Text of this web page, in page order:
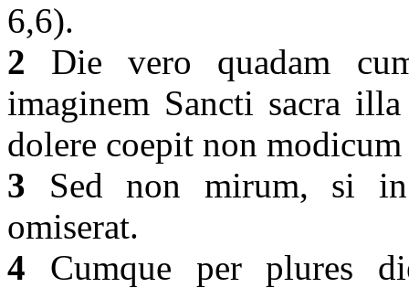
6,6).
2 Die vero quadam
imaginem Sancti sacra
dolere coepit non
3 Sed non mirum, si
omiserat.
4 Cumque per plures